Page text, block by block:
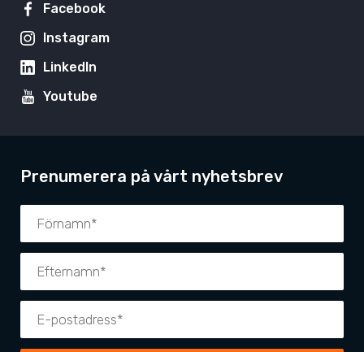
Facebook
Instagram
LinkedIn
Youtube
Prenumerera på vårt nyhetsbrev